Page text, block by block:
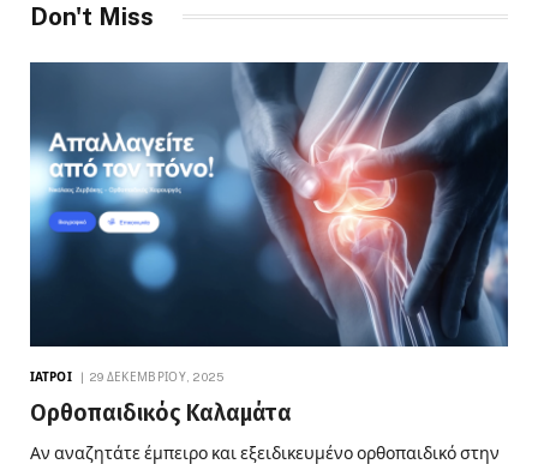
Don't Miss
ΙΑΤΡΟΊ 29 ΔΕΚΕΜΒΡΊΟΥ, 2025
Ορθοπαιδικός Καλαμάτα
Αν αναζητάτε έμπειρο και εξειδικευμένο ορθοπαιδικό στην